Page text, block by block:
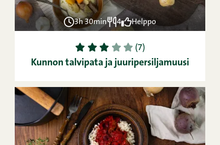
3h 30min 4 Helppo
1 2 3 4 5 (7)
Kunnon talvipata ja juuripersiljamuusi